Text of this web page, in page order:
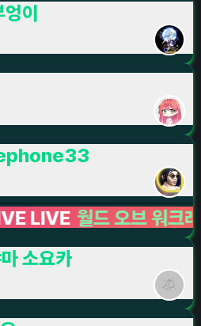
이
월드 오브 워크래프트:
소요카